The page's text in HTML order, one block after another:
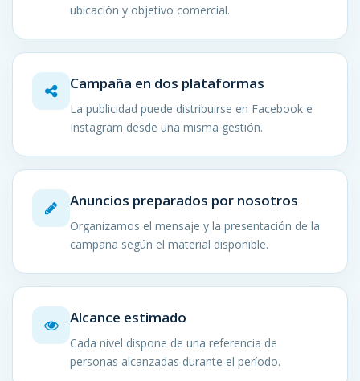
ubicación y objetivo comercial.
Campaña en dos plataformas
La publicidad puede distribuirse en Facebook e
Instagram desde una misma gestión.
Anuncios preparados por nosotros
Organizamos el mensaje y la presentación de la
campaña según el material disponible.
Alcance estimado
Cada nivel dispone de una referencia de
personas alcanzadas durante el período.